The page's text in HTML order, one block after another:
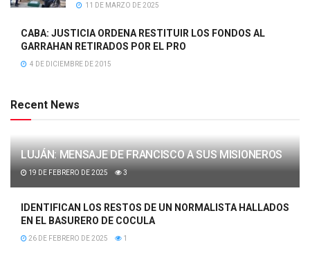
11 DE MARZO DE 2025
CABA: JUSTICIA ORDENA RESTITUIR LOS FONDOS AL
GARRAHAN RETIRADOS POR EL PRO
4 DE DICIEMBRE DE 2015
Recent News
LUJÁN: MENSAJE DE FRANCISCO A SUS MISIONEROS
19 DE FEBRERO DE 2025 3
IDENTIFICAN LOS RESTOS DE UN NORMALISTA HALLADOS
EN EL BASURERO DE COCULA
26 DE FEBRERO DE 2025 1